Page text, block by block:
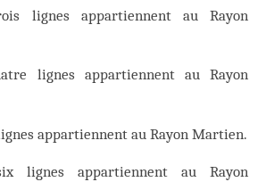
lignes appartiennent au Rayon
lignes appartiennent au Rayon
appartiennent au Rayon Martien.
lignes appartiennent au Rayon